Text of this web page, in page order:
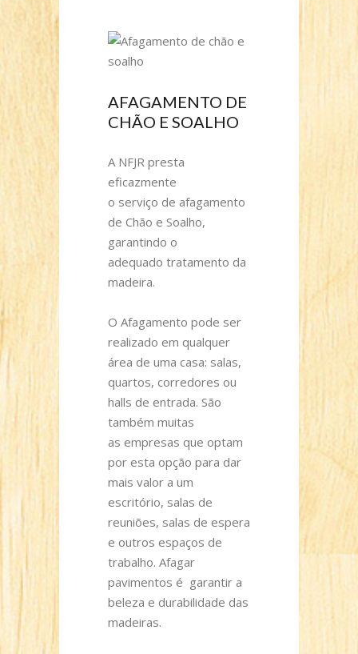
AFAGAMENTO DE
CHÃO E SOALHO
A NFJR presta
eficazmente
o serviço de afagamento
de Chão e Soalho,
garantindo o
adequado tratamento da
madeira.
O Afagamento pode ser
realizado em qualquer
área de uma casa: salas,
quartos, corredores ou
halls de entrada. São
também muitas
as empresas que optam
por esta opção para dar
mais valor a um
escritório, salas de
reuniões, salas de espera
e outros espaços de
trabalho. Afagar
pavimentos é garantir a
beleza e durabilidade das
madeiras.